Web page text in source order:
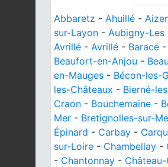
Abbaretz - Ahuillé -
sur-Layon - Aubigny-Les
Avrillé - Avrillé - Baracé -
Beaufort-en-Anjou -
en-Mauges - Bécon-les-
les-Châteaux - Bierné-
Craon - Bouchemaine -
Mer - Bretignolles-sur-
Épinard - Carbay -
sur-Loire - Chambellay -
- Chantonnay -